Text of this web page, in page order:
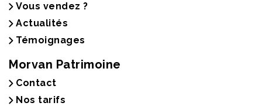
Vous vendez ?
Actualités
Témoignages
Morvan Patrimoine
Contact
Nos tarifs